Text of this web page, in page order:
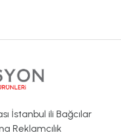
İstanbul ili Bağcılar
Reklamcılık